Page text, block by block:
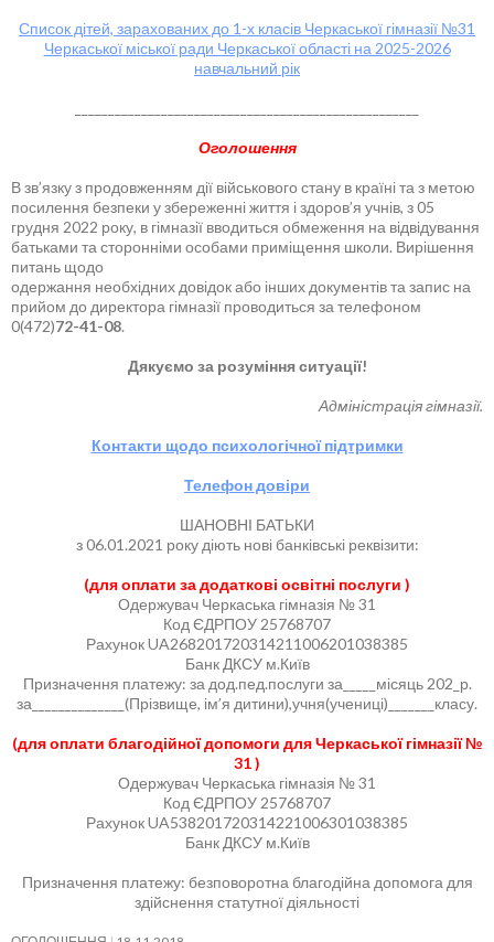
Список дітей, зарахованих до 1-х класів Черкаської гімназії №31
Черкаської міської ради Черкаської області на 2025-2026
навчальний рік
Оголошення
В зв’язку з продовженням дії військового стану в країні та з метою
посилення безпеки у збереженні життя і здоров’я учнів, з 05
грудня 2022 року, в гімназії вводиться обмеження на відвідування
батьками та сторонніми особами приміщення школи. Вирішення
питань щодо
одержання необхідних довідок або інших документів та запис на
прийом до директора гімназії проводиться за телефоном
0(472)72-41-08.
Дякуємо за розуміння ситуації!
Адміністрація гімназії.
Контакти щодо психологічної підтримки
Телефон довіри
ШАНОВНІ БАТЬКИ
з 06.01.2021 року діють нові банківські реквізити:
(для оплати за додаткові освітні послуги )
Одержувач Черкаська гімназія № 31
Код ЄДРПОУ 25768707
Рахунок UA268201720314211006201038385
Банк ДКСУ м.Київ
Призначення платежу: за дод.пед.послуги за_____місяць 202_р.
за______________(Прізвище, ім’я дитини),учня(учениці)_______класу.
(для оплати благодійної допомоги для Черкаської гімназії №
31 )
Одержувач Черкаська гімназія № 31
Код ЄДРПОУ 25768707
Рахунок UA538201720314221006301038385
Банк ДКСУ м.Київ
Призначення платежу: безповоротна благодійна допомога для
здійснення статутної діяльності